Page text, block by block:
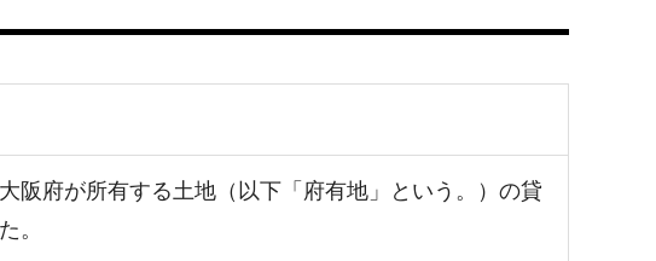
府が所有する土地（以下「府有地」という。）の貸
。